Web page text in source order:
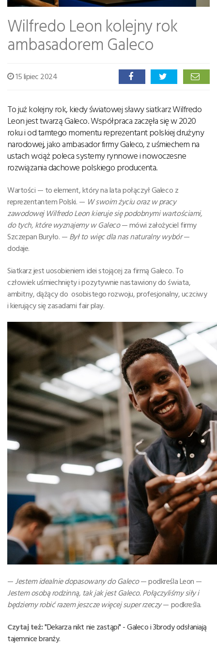
Wilfredo Leon kolejny rok
ambasadorem Galeco
15 lipiec 2024
To już kolejny rok, kiedy światowej sławy siatkarz Wilfredo
Leon jest twarzą Galeco. Współpraca zaczęła się w 2020
roku i od tamtego momentu reprezentant polskiej drużyny
narodowej, jako ambasador firmy Galeco, z uśmiechem na
ustach wciąż poleca systemy rynnowe i nowoczesne
rozwiązania dachowe polskiego producenta.
Wartości — to element, który na lata połączył Galeco z
reprezentantem Polski. — W swoim życiu oraz w pracy
zawodowej Wilfredo Leon kieruje się podobnymi wartościami,
do tych, które wyznajemy w Galeco— mówi założyciel firmy
Szczepan Buryło. — Był to więc dla nas naturalny wybór—
dodaje.
Siatkarz jest uosobieniem idei stojącej za firmą Galeco. To
człowiek uśmiechnięty i pozytywnie nastawiony do świata,
ambitny, dążący do osobistego rozwoju, profesjonalny, uczciwy
i kierujący się zasadami fair play.
—Jestem idealnie dopasowany do Galeco— podkreśla Leon —
Jestem osobą rodzinną, tak jak jest Galeco. Połączyliśmy siły i
będziemy robić razem jeszcze więcej super rzeczy— podkreśla.
Czytaj też:"Dekarza nikt nie zastąpi" - Galeco i 3brody odsłaniają
tajemnice branży.